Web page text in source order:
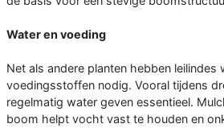
Water en voeding
Net als andere planten hebben leilindes
voedingsstoffen nodig. Vooral tijdens
regelmatig water geven essentieel.
boom helpt vocht vast te houden en